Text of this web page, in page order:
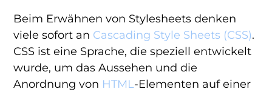
Beim Erwähnen von Stylesheets denken
viele sofort an Cascading Style Sheets (CSS).
CSS ist eine Sprache, die speziell entwickelt
wurde, um das Aussehen und die
Anordnung von HTML-Elementen auf einer